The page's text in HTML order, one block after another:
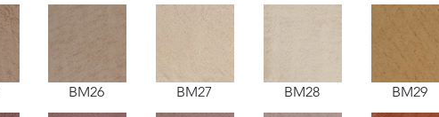
BM26 BM27 BM28 BM29